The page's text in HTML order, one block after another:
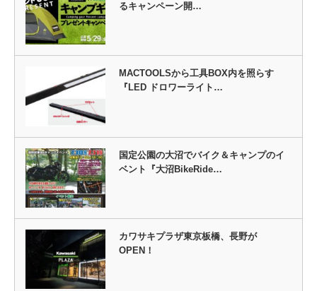
るキャンペーン開…
MACTOOLSから工具BOX内を照らす
『LED ドロワーライト…
国定公園の大沼でバイク＆キャンプのイ
ベント『大沼BikeRide…
カワサキプラザ東京板橋、長野が
OPEN！